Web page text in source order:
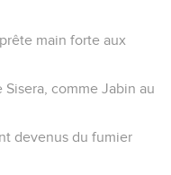
main forte aux
comme Jabin au
devenus du fumier